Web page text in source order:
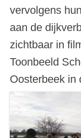
vervolgens
aan de
zichtbaar in
Toonbeeld
Oosterbeek in